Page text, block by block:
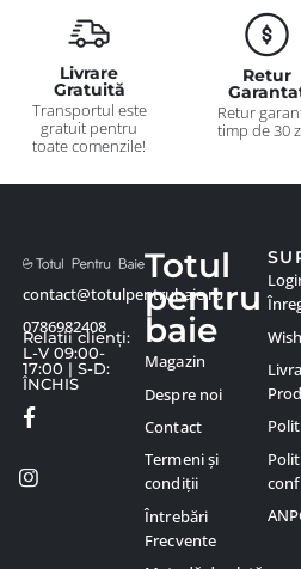
Livrare
Gratuită
Transportul este
gratuit pentru
toate comenzile!
Retur
Retur
timp de 30
contact@totulpentrubaie.ro
0786982408
Relatii clienți:
L-V 09:00-
17:00 | S-D:
ÎNCHIS
Totul
pentru
baie
Magazin
Despre noi
Contact
Termeni și
condiții
Întrebări
Frecvente